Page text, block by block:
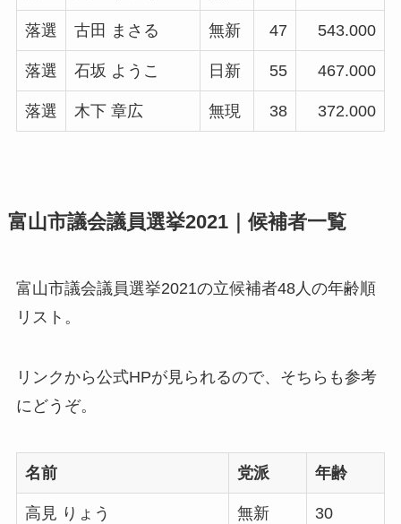
落選 古田 まさる 無新 47 543.000
落選 石坂 ようこ 日新 55 467.000
落選 木下 章広 無現 38 372.000
富山市議会議員選挙2021｜候補者一覧
富山市議会議員選挙2021の立候補者48人の年齢順
リスト。
リンクから公式HPが見られるので、そちらも参考
にどうぞ。
名前 党派 年齢
高見 りょう 無新 30